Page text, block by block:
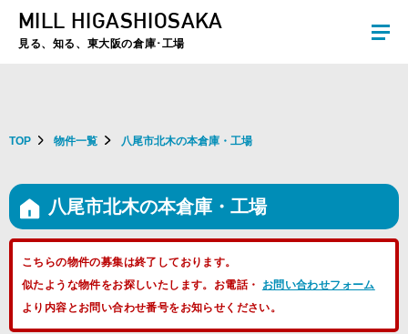
夏季休暇のお知らせ：2026年8月8日(土)～8月16日(日)まで休業とさせていた
MILL HIGASHIOSAKA
見る、知る、東大阪の倉庫･工場
TOP 物件一覧 八尾市北木の本倉庫・工場
八尾市北木の本倉庫・工場
こちらの物件の募集は終了しております。
似たような物件をお探しいたします。お電話・ お問い合わせフォーム
より内容とお問い合わせ番号をお知らせください。